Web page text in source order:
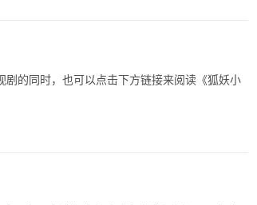
的同时，也可以点击下方链接来阅读《狐妖小